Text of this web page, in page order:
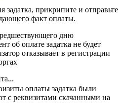
задатка, прикрипите и отправьте
факт оплаты.
дню
об оплате задатка не будет
отказывает в регистрации
оплаты задатка были
с реквизитами скачанными на